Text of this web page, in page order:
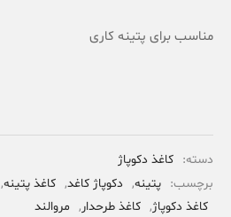
مناسب برای پتینه کاری
دسته: کاغذ دکوپاژ
برچسب: پتینه, دکوپاژ کاغد, کاغذ پتینه,
کاغذ دکوپاژ, کاغذ طرحدار, مروالند